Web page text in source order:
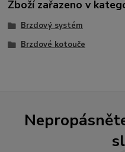
Zboží zařazeno v
Brzdový systém
Brzdové kotouče